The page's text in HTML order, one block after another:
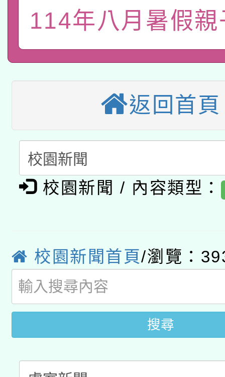
業技術研究院辦理「
115年8月22日(星期六
開 智慧啟航」
2026年桃園地景藝術
本校115學年度第2次
招甄選結果公告(無人
本館辦理115年度閱讀
暨閱讀推動專業研習
科技賦能─人工智慧
礎課程
A3數位素養講師名單
「數位內容與教學軟
業技術研究院辦理「
用水績優單位及節水達
115年8月22日(星期六
桃園市孔廟祈福系列
開 智慧啟航」
2026年桃園地景藝術
114年八月暑假
返回首頁
校園新聞 / 內容類型：
校園新聞首頁/瀏覽：
搜尋